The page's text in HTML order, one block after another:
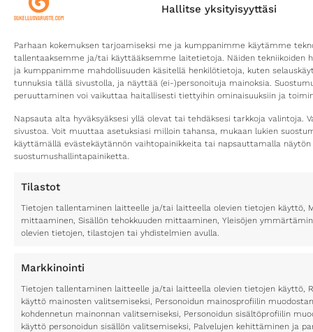
Hallitse yksityisyyttäsi
Parhaan kokemuksen tarjoamiseksi me ja kumppanimme käytämme
tallentaaksemme ja/tai käyttääksemme laitetietoja. Näiden tekniikoiden
ja kumppanimme mahdollisuuden käsitellä henkilötietoja, kuten
tunnuksia tällä sivustolla, ja näyttää (ei-)personoituja mainoksia.
peruuttaminen voi vaikuttaa haitallisesti tiettyihin ominaisuuksiin ja
Napsauta alta hyväksyäksesi yllä olevat tai tehdäksesi tarkkoja valintoja.
sivustoa. Voit muuttaa asetuksiasi milloin tahansa, mukaan lukien
käyttämällä evästekäytännön vaihtopainikkeita tai napsauttamalla näytön
suostumushallintapainiketta.
Tilastot
Tietojen tallentaminen laitteelle ja/tai laitteella olevien tietojen käyttö,
mittaaminen, Sisällön tehokkuuden mittaaminen, Yleisöjen
olevien tietojen, tilastojen tai yhdistelmien avulla.
Markkinointi
Tietojen tallentaminen laitteelle ja/tai laitteella olevien tietojen käyttö,
käyttö mainosten valitsemiseksi, Personoidun mainosprofiilin
kohdennetun mainonnan valitsemiseksi, Personoidun sisältöprofiilin
käyttö personoidun sisällön valitsemiseksi, Palvelujen kehittäminen ja